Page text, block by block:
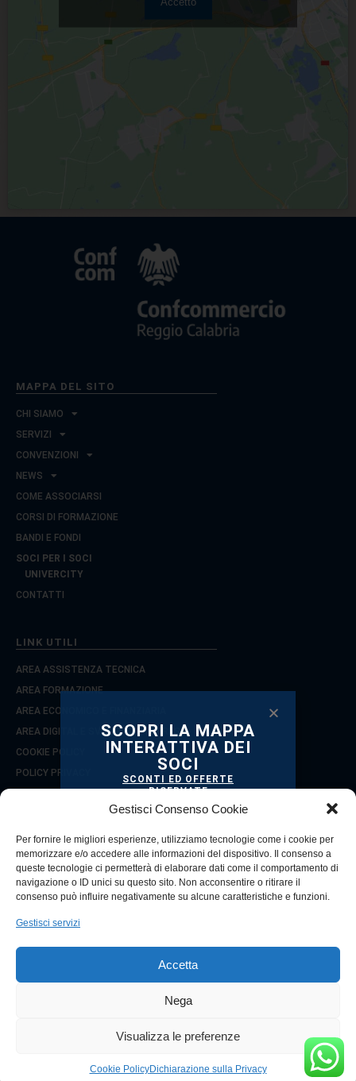
Gestisci Consenso Cookie
Per fornire le migliori esperienze, utilizziamo tecnologie come i cookie per
memorizzare e/o accedere alle informazioni del dispositivo. Il consenso a
queste tecnologie ci permetterà di elaborare dati come il comportamento di
navigazione o ID unici su questo sito. Non acconsentire o ritirare il
consenso può influire negativamente su alcune caratteristiche e funzioni.
Gestisci servizi
Accetta
Nega
Visualizza le preferenze
Cookie PolicyDichiarazione sulla Privacy
MAPPA DEL SITO
CHI SIAMO
SERVIZI
CONVENZIONI
NEWS
COME ASSOCIARSI
CORSI DI FORMAZIONE
BANDI E FONDI
SOCI PER I SOCI
UNIVERCITY
CONTATTI
LINK UTILI
AREA ASSISTENZA TECNICA
AREA FORMAZIONE
AREA ECONOMICO E FINANZIARIA
AREA DIGITAL E SVILUPPO D’IMPRESA
COOKIE POLICY
POLICY PRIVACY
SEGUICI SU
© 2021 Copyright Confcommercio Reggio Calabria
CF 80003010800
Powered by
SCOPRI LA MAPPA
INTERATTIVA DEI
SOCI
SCONTI ED OFFERTE
RISERVATE
TI STANNO ASPETTANDO!
VAI ALLA MAPPA